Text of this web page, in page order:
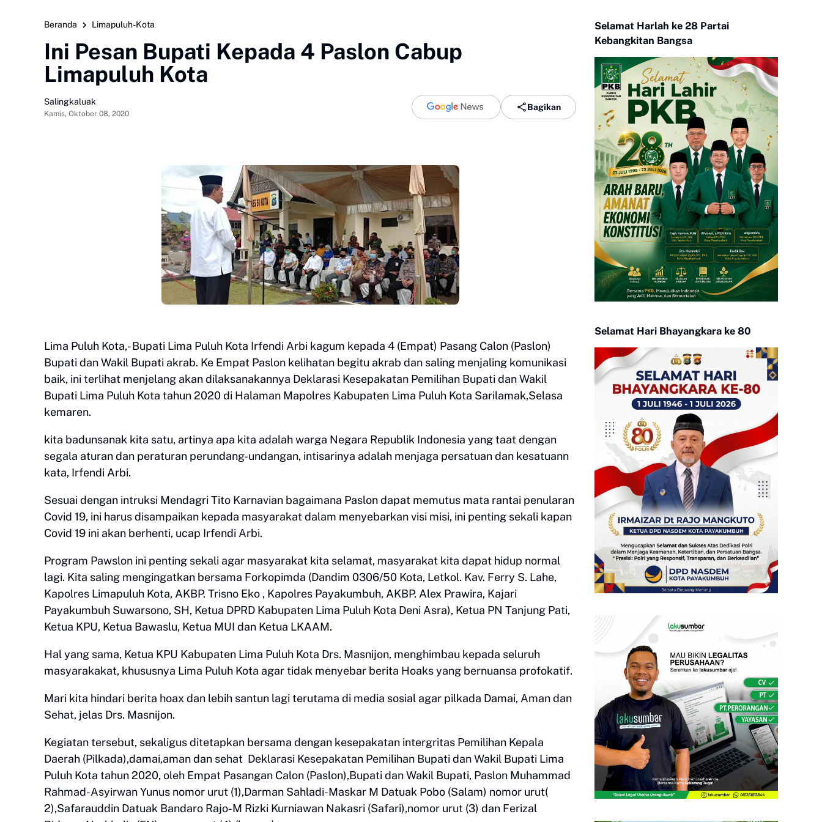
Beranda Limapuluh-Kota
Ini Pesan Bupati Kepada 4 Paslon Cabup
Limapuluh Kota
Salingkaluak
Kamis, Oktober 08, 2020
Bagikan
Lima Puluh Kota,- Bupati Lima Puluh Kota Irfendi Arbi kagum kepada 4 (Empat) Pasang Calon (Paslon)
Bupati dan Wakil Bupati akrab. Ke Empat Paslon kelihatan begitu akrab dan saling menjaling komunikasi
baik, ini terlihat menjelang akan dilaksanakannya Deklarasi Kesepakatan Pemilihan Bupati dan Wakil
Bupati Lima Puluh Kota tahun 2020 di Halaman Mapolres Kabupaten Lima Puluh Kota Sarilamak,Selasa
kemaren.
kita badunsanak kita satu, artinya apa kita adalah warga Negara Republik Indonesia yang taat dengan
segala aturan dan peraturan perundang-undangan, intisarinya adalah menjaga persatuan dan kesatuann
kata, Irfendi Arbi.
Sesuai dengan intruksi Mendagri Tito Karnavian bagaimana Paslon dapat memutus mata rantai penularan
Covid 19, ini harus disampaikan kepada masyarakat dalam menyebarkan visi misi, ini penting sekali kapan
Covid 19 ini akan berhenti, ucap Irfendi Arbi.
Program Pawslon ini penting sekali agar masyarakat kita selamat, masyarakat kita dapat hidup normal
lagi. Kita saling mengingatkan bersama Forkopimda (Dandim 0306/50 Kota, Letkol. Kav. Ferry S. Lahe,
Kapolres Limapuluh Kota, AKBP. Trisno Eko , Kapolres Payakumbuh, AKBP. Alex Prawira, Kajari
Payakumbuh Suwarsono, SH, Ketua DPRD Kabupaten Lima Puluh Kota Deni Asra), Ketua PN Tanjung Pati,
Ketua KPU, Ketua Bawaslu, Ketua MUI dan Ketua LKAAM.
Hal yang sama, Ketua KPU Kabupaten Lima Puluh Kota Drs. Masnijon, menghimbau kepada seluruh
masyarakakat, khususnya Lima Puluh Kota agar tidak menyebar berita Hoaks yang bernuansa profokatif.
Mari kita hindari berita hoax dan lebih santun lagi terutama di media sosial agar pilkada Damai, Aman dan
Sehat, jelas Drs. Masnijon.
Kegiatan tersebut, sekaligus ditetapkan bersama dengan kesepakatan intergritas Pemilihan Kepala
Daerah (Pilkada),damai,aman dan sehat Deklarasi Kesepakatan Pemilihan Bupati dan Wakil Bupati Lima
Puluh Kota tahun 2020, oleh Empat Pasangan Calon (Paslon),Bupati dan Wakil Bupati, Paslon Muhammad
Rahmad-Asyirwan Yunus nomor urut (1),Darman Sahladi-Maskar M Datuak Pobo (Salam) nomor urut(
2),Safarauddin Datuak Bandaro Rajo-M Rizki Kurniawan Nakasri (Safari),nomor urut (3) dan Ferizal
Selamat Harlah ke 28 Partai
Kebangkitan Bangsa
Selamat Hari Bhayangkara ke 80